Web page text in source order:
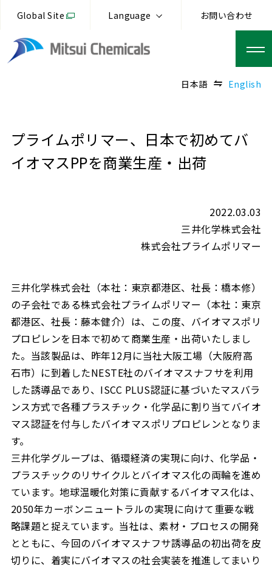
Global Site Language お問い合わせ
日本語 English
プライムポリマー、日本で初めてバ
イオマスPPを商業生産・出荷
2022.03.03
三井化学株式会社
株式会社プライムポリマー
三井化学株式会社（本社：東京都港区、社長：橋本修）
の子会社である株式会社プライムポリマー（本社：東京
都港区、社長：藤本健介）は、この度、バイオマスポリ
プロピレンを日本で初めて商業生産・出荷いたしまし
た。当該製品は、昨年12月に当社大阪工場（大阪府高
石市）に到着したNESTE社のバイオマスナフサを利用
した誘導品であり、ISCC PLUS認証に基づいたマスバラ
ンス方式で各種プラスチック・化学品に割り当てバイオ
マス認証を付与したバイオマスポリプロピレンとなりま
す。
三井化学グループは、循環経済の実現に向け、化学品・
プラスチックのリサイクルとバイオマス化の両輪を進め
ています。地球温暖化対策に貢献するバイオマス化は、
2050年カーボンニュートラルの実現に向けて重要な戦
略課題と捉えています。当社は、素材・プロセスの開発
とともに、今回のバイオマスナフサ誘導品の初出荷を皮
切りに、着実にバイオマスの社会実装を推進してまいり